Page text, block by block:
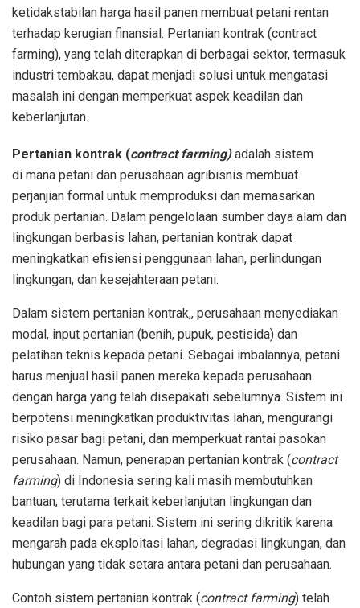
ketidakstabilan harga hasil panen membuat petani rentan
terhadap kerugian finansial. Pertanian kontrak (contract
farming), yang telah diterapkan di berbagai sektor, termasuk
industri tembakau, dapat menjadi solusi untuk mengatasi
masalah ini dengan memperkuat aspek keadilan dan
keberlanjutan.
Pertanian kontrak (contract farming)adalah sistem
di mana petani dan perusahaan agribisnis membuat
perjanjian formal untuk memproduksi dan memasarkan
produk pertanian. Dalam pengelolaan sumber daya alam dan
lingkungan berbasis lahan, pertanian kontrak dapat
meningkatkan efisiensi penggunaan lahan, perlindungan
lingkungan, dan kesejahteraan petani.
Dalam sistem pertanian kontrak,, perusahaan menyediakan
modal, input pertanian (benih, pupuk, pestisida) dan
pelatihan teknis kepada petani. Sebagai imbalannya, petani
harus menjual hasil panen mereka kepada perusahaan
dengan harga yang telah disepakati sebelumnya. Sistem ini
berpotensi meningkatkan produktivitas lahan, mengurangi
risiko pasar bagi petani, dan memperkuat rantai pasokan
perusahaan. Namun, penerapan pertanian kontrak (contract
farming) di Indonesia sering kali masih membutuhkan
bantuan, terutama terkait keberlanjutan lingkungan dan
keadilan bagi para petani. Sistem ini sering dikritik karena
mengarah pada eksploitasi lahan, degradasi lingkungan, dan
hubungan yang tidak setara antara petani dan perusahaan.
Contoh sistem pertanian kontrak (contract farming) telah